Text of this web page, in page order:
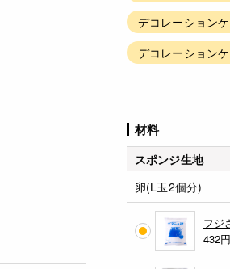
デコレーション
デコレーション
材料
スポンジ生地
卵(L玉2個分)
フジ
432